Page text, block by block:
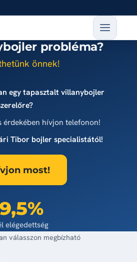
probléma?
önnek!
egy tapasztalt villanybojler
érdekében hívjon telefonon!
Tibor bojler specialistától!
most!
elégedettség
válasszon megbízható